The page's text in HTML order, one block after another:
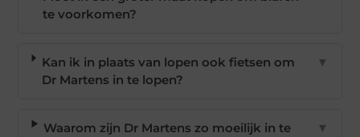
te voorkomen?
Kan ik in plaats van lopen ook fietsen om
Dr Martens in te lopen?
▼
Waarom zijn Dr Martens zo moeilijk in te
▼